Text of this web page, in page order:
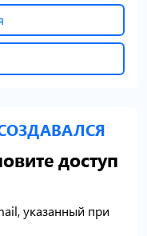
доступ
указанный при